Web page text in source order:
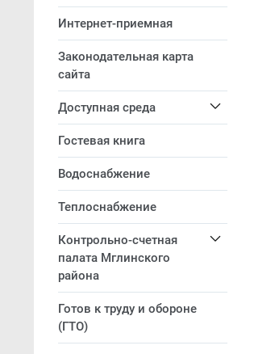
Интернет-приемная
Законодательная карта
сайта
Доступная среда
Гостевая книга
Водоснабжение
Теплоснабжение
Контрольно-счетная
палата Мглинского
района
Готов к труду и обороне
(ГТО)